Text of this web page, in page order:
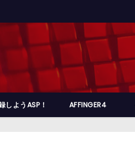
しようASP！ AFFINGER4